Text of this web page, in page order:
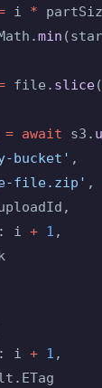
i *
min
file. slice
= await s3.
bucket' ,
file.zip' ,
uploadId,
i
+ 1 ,
i
+ 1 ,